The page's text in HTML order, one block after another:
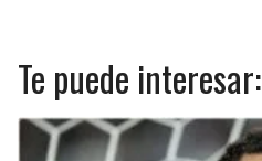
Te puede interesar: